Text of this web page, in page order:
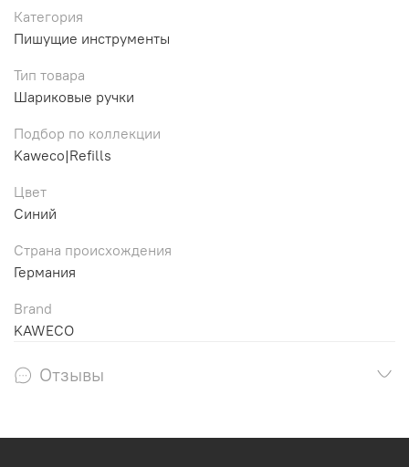
Категория
Пишущие инструменты
Тип товара
Шариковые ручки
Подбор по коллекции
Kaweco|Refills
Цвет
Синий
Страна происхождения
Германия
Brand
KAWECO
Отзывы